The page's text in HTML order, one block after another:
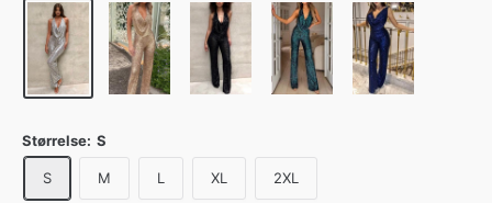
Størrelse: S
S M L XL 2XL